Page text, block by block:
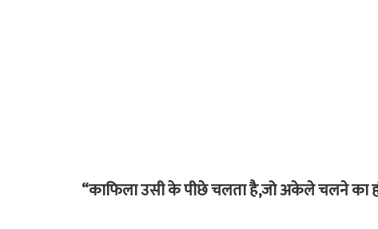
“काफिला उसी के पीछे चलता है,जो अकेले चलने का